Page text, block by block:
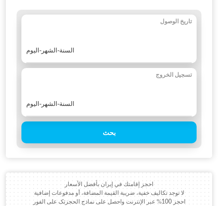
تاريخ الوصول
تسجيل الخروج
بحث
احجز إقامتك في إيران بأفضل الأسعار
لا توجد تكاليف خفية، ضريبة القيمة المضافة، أو مدفوعات إضافية
احجز 100% عبر الإنترنت واحصل على نماذج الحجزتک على الفور